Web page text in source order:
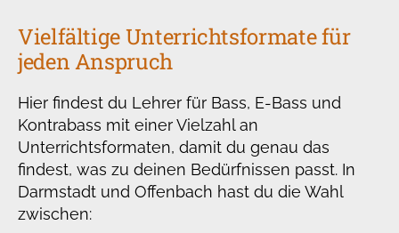
Vielfältige Unterrichtsformate für
jeden Anspruch
Hier findest du Lehrer für Bass, E-Bass und
Kontrabass mit einer Vielzahl an
Unterrichtsformaten, damit du genau das
findest, was zu deinen Bedürfnissen passt. In
Darmstadt und Offenbach hast du die Wahl
zwischen: